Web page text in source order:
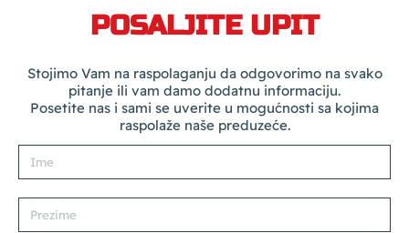
POSALJITE UPIT
Stojimo Vam na raspolaganju da odgovorimo na svako
pitanje ili vam damo dodatnu informaciju.
Posetite nas i sami se uverite u mogućnosti sa kojima
raspolaže naše preduzeće.